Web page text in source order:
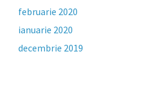
februarie 2020
ianuarie 2020
decembrie 2019